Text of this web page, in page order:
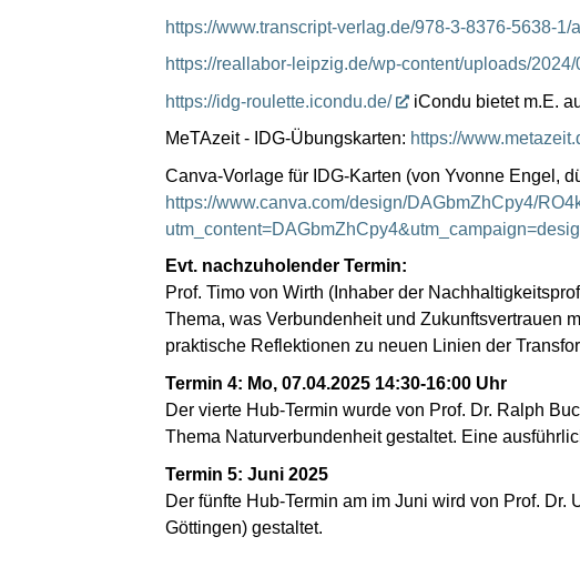
https://www.transcript-verlag.de/978-3-8376-5638-
https://reallabor-leipzig.de/wp-content/uploads/
https://idg-roulette.icondu.de/
iCondu bietet m.E.
MeTAzeit - IDG-Übungskarten: https://
Canva-Vorlage für IDG-Karten (von Yvonne Engel,
https://www.canva.com/design/DAGbmZhCpy4/
Evt. nachzuholender Termin:
Prof. Timo von Wirth (Inhaber der
Thema, was Verbundenheit und Zukunftsvertrauen
praktische Reflektionen zu neuen Linien der
Termin 4: Mo, 07.04.2025 14:30-16:00 Uhr
Der vierte Hub-Termin wurde von Prof. Dr. Ralph
Thema Naturverbundenheit gestaltet. Eine
Termin 5: Juni 2025
Der fünfte Hub-Termin am im Juni wird von Prof.
Göttingen) gestaltet.